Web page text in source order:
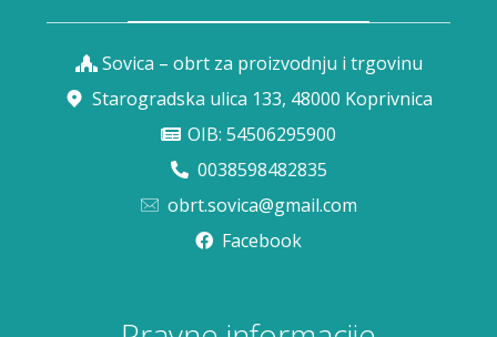
Sovica – obrt za proizvodnju i trgovinu
Starogradska ulica 133, 48000 Koprivnica
OIB: 54506295900
0038598482835
obrt.sovica@gmail.com
Facebook